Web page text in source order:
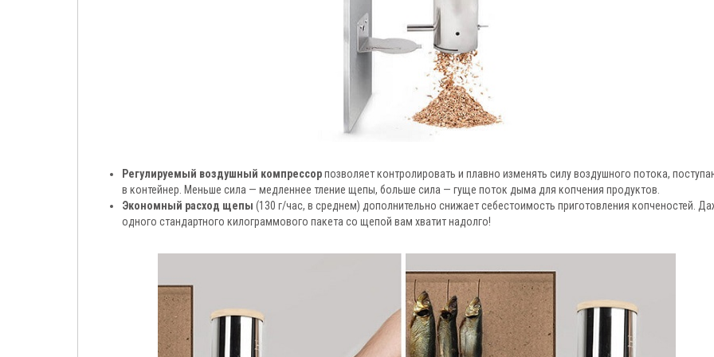
Регулируемый воздушный компрессорпозволяет контролировать и плавно изменять силу воздушного потока,
в контейнер. Меньше сила — медленнее тление щепы, больше сила — гуще поток дыма для копчения продуктов.
Экономный расход щепы (130 г/час, в среднем) дополнительно снижает себестоимость приготовления копченостей.
одного стандартного килограммового пакета со щепой вам хватит надолго!